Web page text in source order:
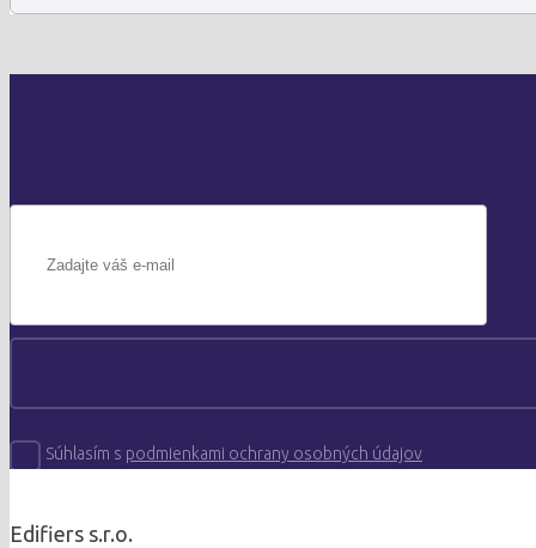
Súhlasím s podmienkami ochrany osobných údajov
Edifiers s.r.o.